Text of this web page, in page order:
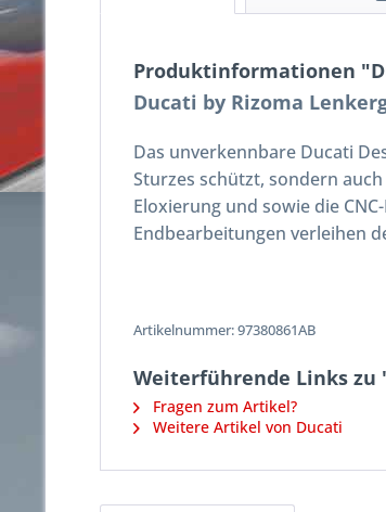
Produktinformationen
Ducati by Rizoma
Das unverkennbare Ducati
Sturzes schützt, sondern
Eloxierung und sowie die
Endbearbeitungen verleihen
Artikelnummer:97380861AB
Weiterführende Links zu
Fragen zum Artikel?
Weitere Artikel von Ducati